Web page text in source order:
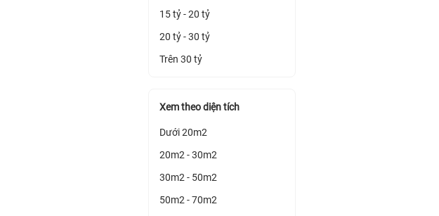
15 tỷ - 20 tỷ
20 tỷ - 30 tỷ
Trên 30 tỷ
Xem theo diện tích
Dưới 20m2
20m2 - 30m2
30m2 - 50m2
50m2 - 70m2